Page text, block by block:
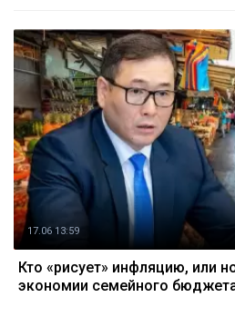
17.06 13:59
Кто «рисует» инфляцию, или
экономии семейного